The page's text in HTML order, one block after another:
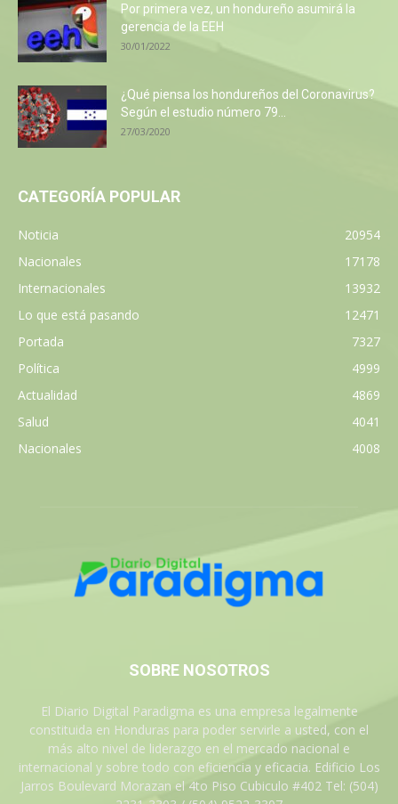
Por primera vez, un hondureño asumirá la
gerencia de la EEH
30/01/2022
¿Qué piensa los hondureños del Coronavirus?
Según el estudio número 79...
27/03/2020
CATEGORÍA POPULAR
Noticia
20954
Nacionales
17178
Internacionales
13932
Lo que está pasando
12471
Portada
7327
Política
4999
Actualidad
4869
Salud
4041
Nacionales
4008
SOBRE NOSOTROS
El Diario Digital Paradigma es una empresa legalmente
constituida en Honduras para poder servirle a usted, con el
más alto nivel de liderazgo en el mercado nacional e
internacional y sobre todo con eficiencia y eficacia. Edificio Los
Jarros Boulevard Morazan el 4to Piso Cubiculo #402 Tel: (504)